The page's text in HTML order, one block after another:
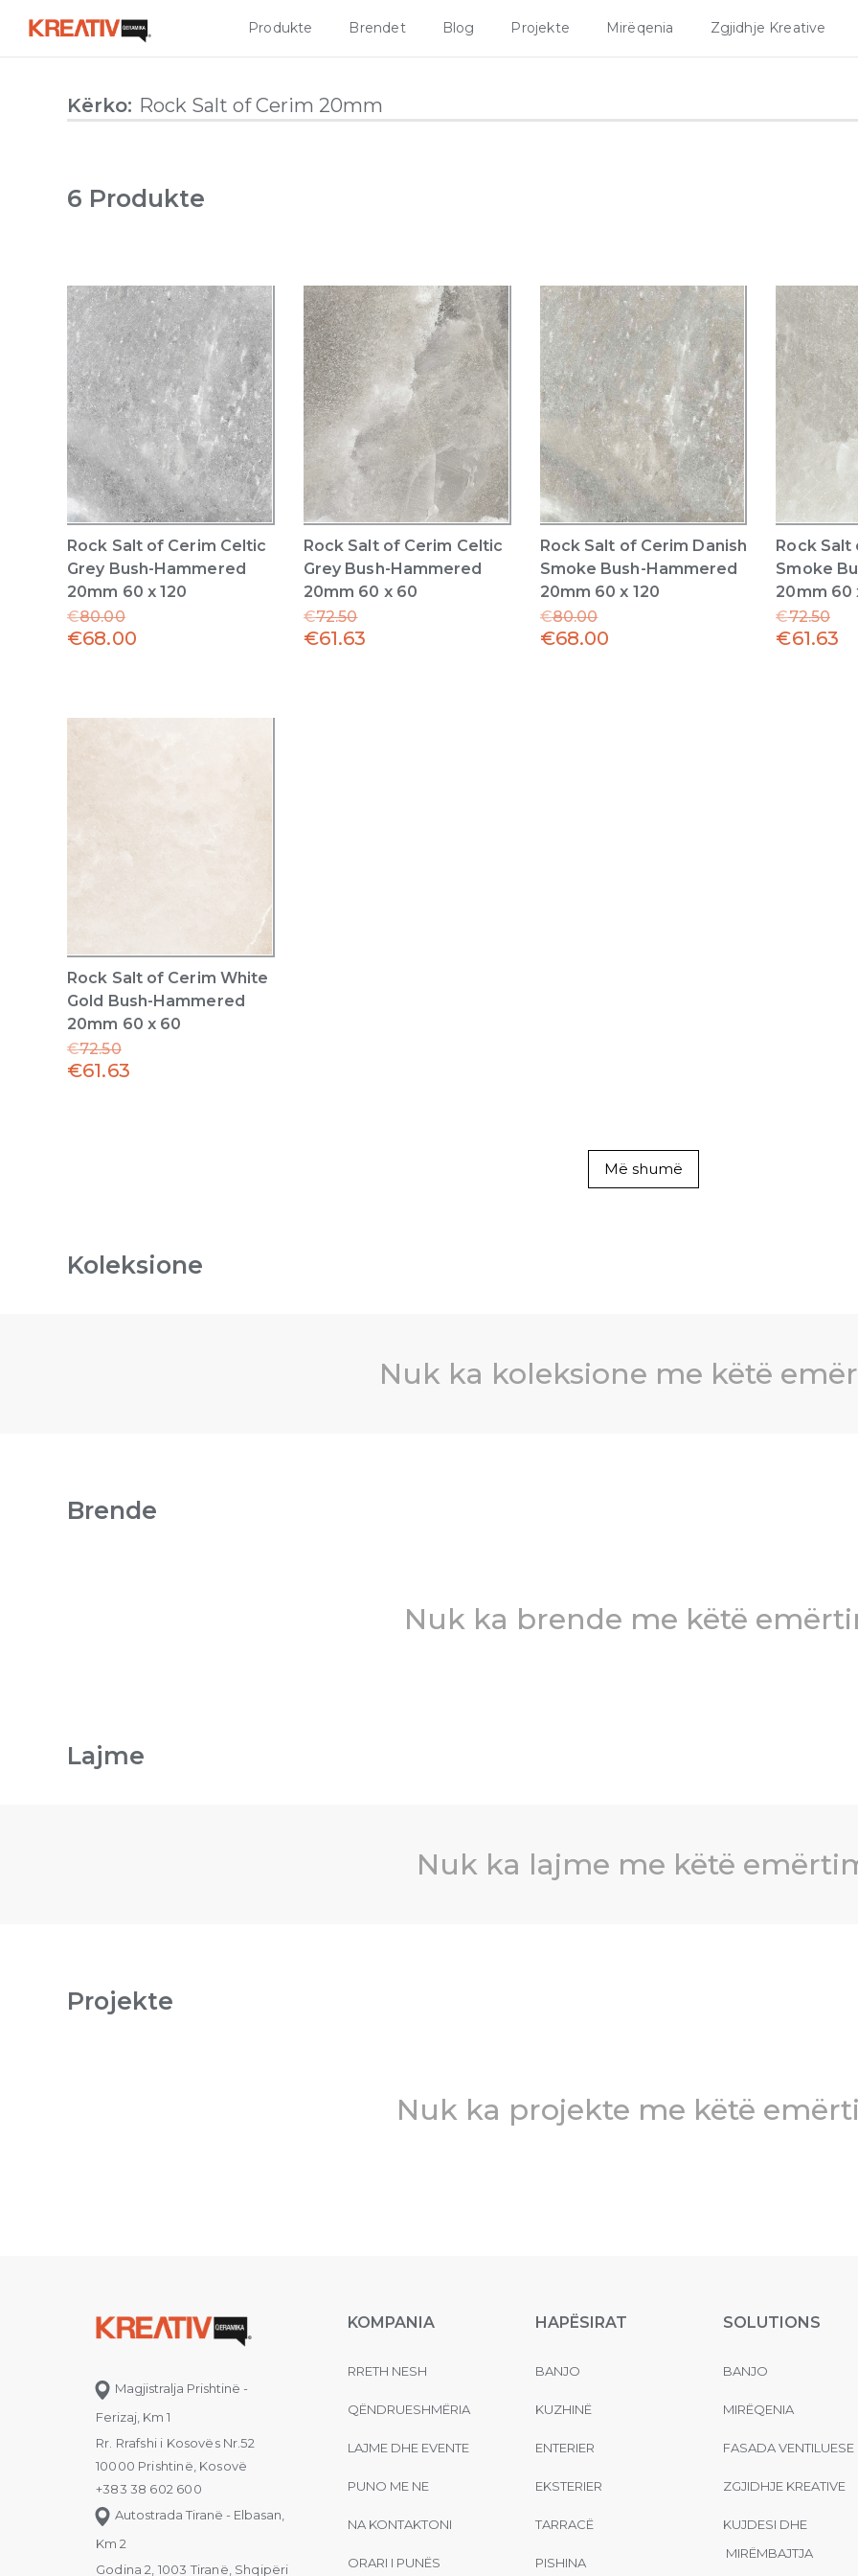
Produkte Brendet Blog Projekte Mirëqenia Zgjidhje Kreative
Kërko:
6 Produkte
Rock Salt of Cerim Celtic
Grey Bush-Hammered
20mm 60 x 120
€80.00
€68.00
Rock Salt of Cerim Celtic
Grey Bush-Hammered
20mm 60 x 60
€72.50
€61.63
Rock Salt of Cerim Danish
Smoke Bush-Hammered
20mm 60 x 120
€80.00
€68.00
Rock Salt
Smoke
20mm 60
€72.50
€61.63
Rock Salt of Cerim White
Gold Bush-Hammered
20mm 60 x 60
€72.50
€61.63
Më shumë
Koleksione
Nuk ka koleksione me këtë
Brende
Nuk ka brende me këtë
Lajme
Nuk ka lajme me këtë
Projekte
Nuk ka projekte me këtë
Magjistralja Prishtinë -
Ferizaj, Km 1
Rr. Rrafshi i Kosovës Nr.52
10000 Prishtinë, Kosovë
+383 38 602 600
Autostrada Tiranë - Elbasan,
Km 2
Godina 2, 1003 Tiranë, Shqipëri
KOMPANIA
RRETH NESH
QËNDRUESHMËRIA
LAJME DHE EVENTE
PUNO ME NE
NA KONTAKTONI
ORARI I PUNËS
HAPËSIRAT
BANJO
KUZHINË
ENTERIER
EKSTERIER
TARRACË
PISHINA
SOLUTIONS
BANJO
MIRËQENIA
FASADA VENTILUESE
ZGJIDHJE KREATIVE
KUJDESI DHE
MIRËMBAJTJA